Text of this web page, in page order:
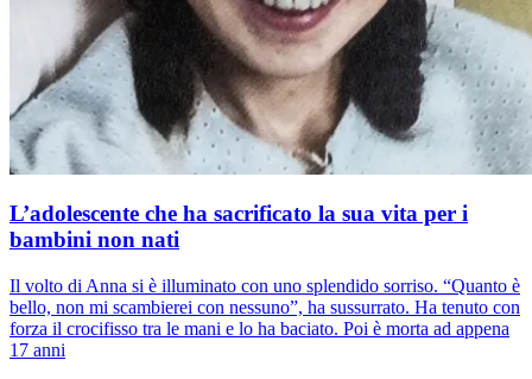
L’adolescente che ha sacrificato la sua vita per i
bambini non nati
Il volto di Anna si è illuminato con uno splendido sorriso. “Quanto è
bello, non mi scambierei con nessuno”, ha sussurrato. Ha tenuto con
forza il crocifisso tra le mani e lo ha baciato. Poi è morta ad appena
17 anni